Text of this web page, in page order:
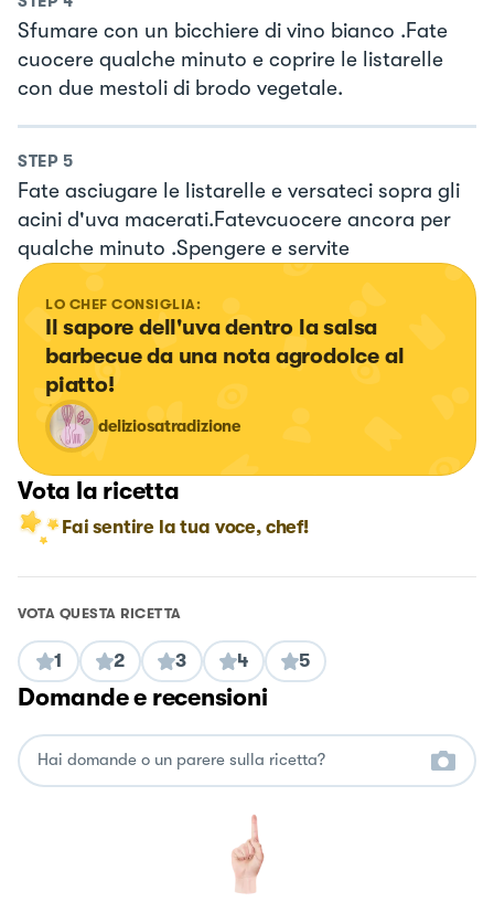
Sfumare con un bicchiere di vino bianco .Fate
cuocere qualche minuto e coprire le listarelle
con due mestoli di brodo vegetale.
STEP 5
Fate asciugare le listarelle e versateci sopra gli
acini d'uva macerati.Fatevcuocere ancora per
qualche minuto .Spengere e servite
LO CHEF CONSIGLIA:
Il sapore dell'uva dentro la salsa
barbecue da una nota agrodolce al
piatto!
deliziosatradizione
Vota la ricetta
Fai sentire la tua voce, chef!
VOTA QUESTA RICETTA
1 2 3 4 5
Domande e recensioni